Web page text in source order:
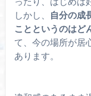
しかし、
自分の成
ことというのはど
て、今の場所が居
あります。